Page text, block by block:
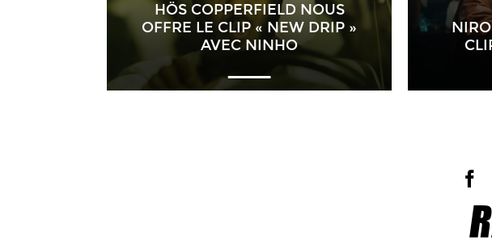
HÖS COPPERFIELD NOUS
OFFRE LE CLIP « NEW DRIP »
AVEC NINHO
NIRO